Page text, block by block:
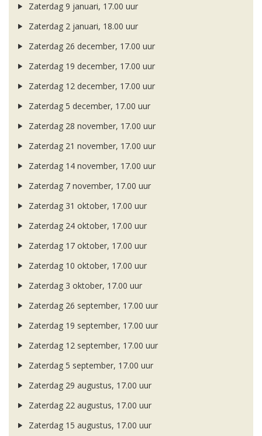
Zaterdag 9 januari, 17.00 uur
Zaterdag 2 januari, 18.00 uur
Zaterdag 26 december, 17.00 uur
Zaterdag 19 december, 17.00 uur
Zaterdag 12 december, 17.00 uur
Zaterdag 5 december, 17.00 uur
Zaterdag 28 november, 17.00 uur
Zaterdag 21 november, 17.00 uur
Zaterdag 14 november, 17.00 uur
Zaterdag 7 november, 17.00 uur
Zaterdag 31 oktober, 17.00 uur
Zaterdag 24 oktober, 17.00 uur
Zaterdag 17 oktober, 17.00 uur
Zaterdag 10 oktober, 17.00 uur
Zaterdag 3 oktober, 17.00 uur
Zaterdag 26 september, 17.00 uur
Zaterdag 19 september, 17.00 uur
Zaterdag 12 september, 17.00 uur
Zaterdag 5 september, 17.00 uur
Zaterdag 29 augustus, 17.00 uur
Zaterdag 22 augustus, 17.00 uur
Zaterdag 15 augustus, 17.00 uur